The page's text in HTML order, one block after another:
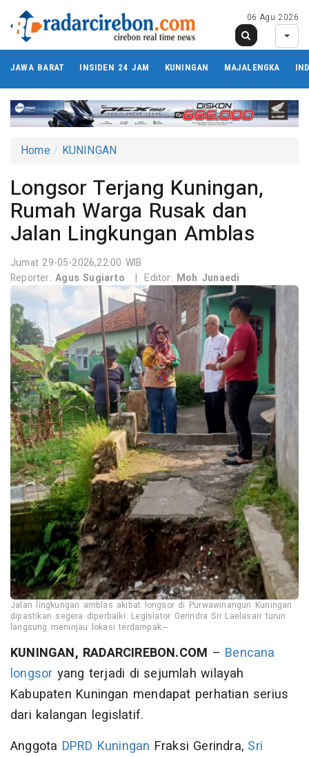
06 Agu 2026
JAWA BARAT INSIDEN 24 JAM KUNINGAN MAJALENGKA
Home KUNINGAN
Longsor Terjang Kuningan,
Rumah Warga Rusak dan
Jalan Lingkungan Amblas
Jumat 29-05-2026,22:00 WIB
Reporter:Agus Sugiarto | Editor: Moh Junaedi
Jalan lingkungan amblas akibat longsor di Purwawinangun Kuningan
dipastikan segera diperbaiki. Legislator Gerindra Sri Laelasari turun
langsung meninjau lokasi terdampak.--
KUNINGAN, RADARCIREBON.COM – Bencana
longsor yang terjadi di sejumlah wilayah
Kabupaten Kuningan mendapat perhatian serius
dari kalangan legislatif.
Anggota DPRD Kuningan Fraksi Gerindra, Sri